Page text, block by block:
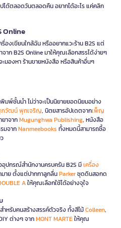
ด้ตลอดวันตลอดคืน อยากได้อะไร แค่คลิก
Online
องเขียนใกล้ฉัน หรืออยากแวะร้าน B2S แต่
จาก B2S Online มาให้คุณเลือกสรรได้ง่ายๆ
มองหา ร้านขายหนังสือ หรือสินค้าอื่นๆ
มพ์ชั้นนำ ไม่ว่าจะเป็นนิยายยอดนิยมอย่าง
ภวัฒน์ พุกเจริญ, นิตยสารอัปเดตจากเพ็ญ
าจากMugunghwa Publishing, หนังสือ
มจากNanmeebooks ทั้งหมดนี้สามารถซื้อ
ปกรณ์สำนักงานครบครัน B2S มีเครื่อง
มาย ตั้งแต่ปากกาลูกลื่นParkerชุดดินสอกด
Aให้คุณเลือกใช้ได้อย่างจุใจ
สำหรับคนสร้างสรรค์ตัวจริง ทั้งสีไม้Colleen,
ต่างๆ จากMONT MARTEให้คุณ